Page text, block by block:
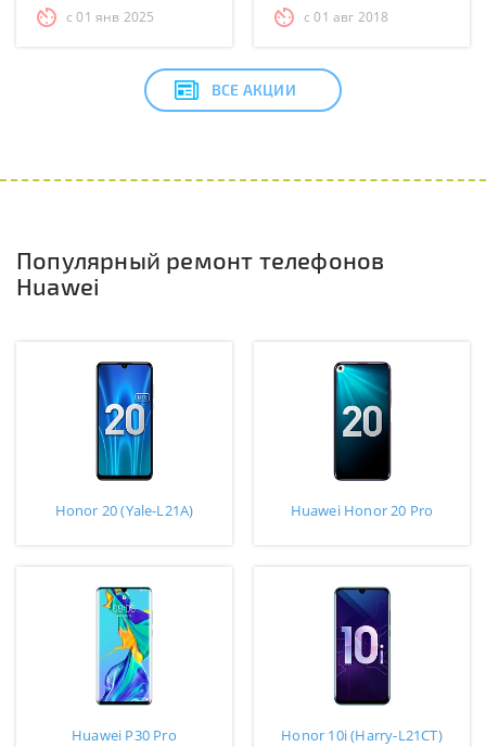
с 01 янв 2025 с 01 авг 2018
ВСЕ АКЦИИ
Популярный ремонт телефонов
Huawei
Honor 20 (Yale-L21A) Huawei Honor 20 Pro
Huawei P30 Pro Honor 10i (Harry-L21CT)